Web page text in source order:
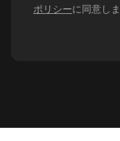
ポリシーに同意しま